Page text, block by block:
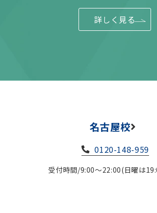
詳しく見る
名古屋校
0120-148-959
受付時間/9:00～22:00(日曜は